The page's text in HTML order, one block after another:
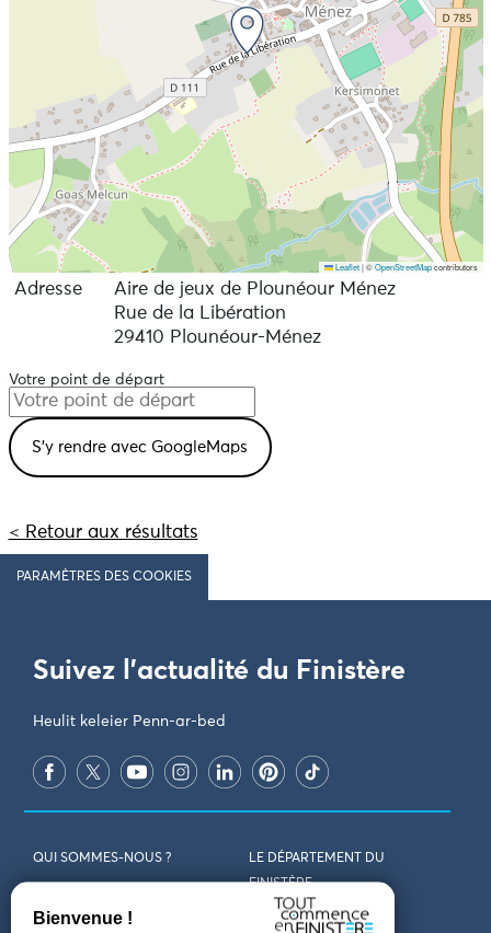
Leaflet |©OpenStreetMapcontributors
Adresse
Aire de jeux de Plounéour Ménez
Rue de la Libération
29410 Plounéour-Ménez
Votre point de départ
< Retour aux résultats
PARAMÈTRES DES COOKIES
Suivez l'actualité du Finistère
Heulit keleier Penn-ar-bed
QUI SOMMES-NOUS ?
LE DÉPARTEMENT DU
FINISTÈRE
REJOIGNEZ-NOUS VENIR EN FINISTÈRE